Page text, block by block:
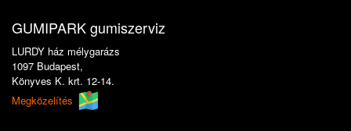
GUMIPARK gumiszerviz
LURDY ház mélygarázs
1097 Budapest,
Könyves K. krt. 12-14.
Megközelítés